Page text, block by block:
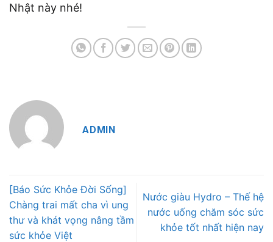
Nhật này nhé!
ADMIN
[Báo Sức Khỏe Đời Sống]
Chàng trai mất cha vì ung
thư và khát vọng nâng tầm
sức khỏe Việt
Nước giàu Hydro – Thế hệ
nước uống chăm sóc sức
khỏe tốt nhất hiện nay